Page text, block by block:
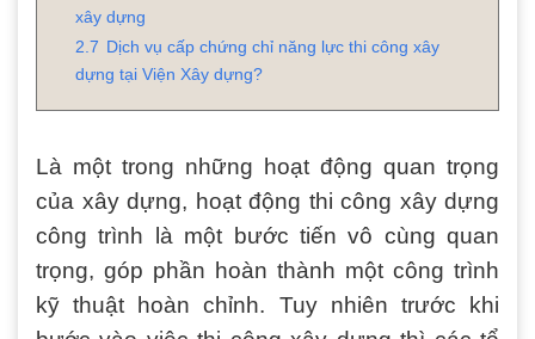
xây dựng
2.7 Dịch vụ cấp chứng chỉ năng lực thi công xây
dựng tại Viện Xây dựng?
Là một trong những hoạt động quan trọng
của xây dựng, hoạt động thi công xây dựng
công trình là một bước tiến vô cùng quan
trọng, góp phần hoàn thành một công trình
kỹ thuật hoàn chỉnh. Tuy nhiên trước khi